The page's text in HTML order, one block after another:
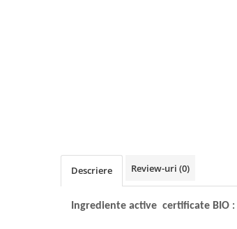
Descriere Review-uri (0)
Ingrediente active certificate BIO :